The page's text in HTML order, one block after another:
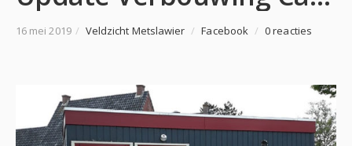
16 mei 2019 / Veldzicht Metslawier / Facebook / 0 reacties